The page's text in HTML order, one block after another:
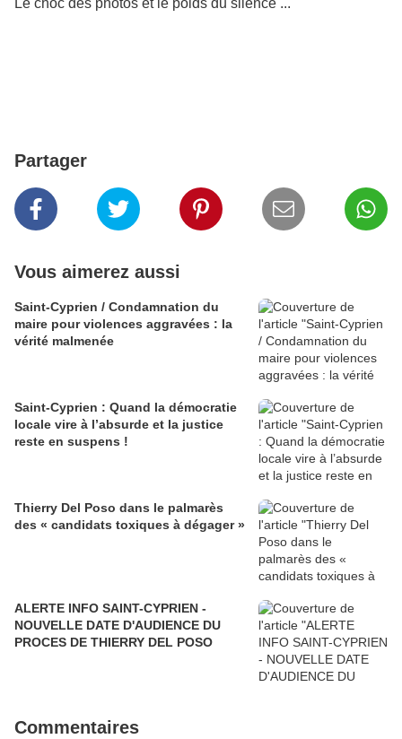
Le choc des photos et le poids du silence ...
Partager
Vous aimerez aussi
Saint-Cyprien / Condamnation du
maire pour violences aggravées : la
vérité malmenée
Saint-Cyprien : Quand la démocratie
locale vire à l’absurde et la justice
reste en suspens !
Thierry Del Poso dans le palmarès
des « candidats toxiques à dégager »
ALERTE INFO SAINT-CYPRIEN -
NOUVELLE DATE D'AUDIENCE DU
PROCES DE THIERRY DEL POSO
Commentaires